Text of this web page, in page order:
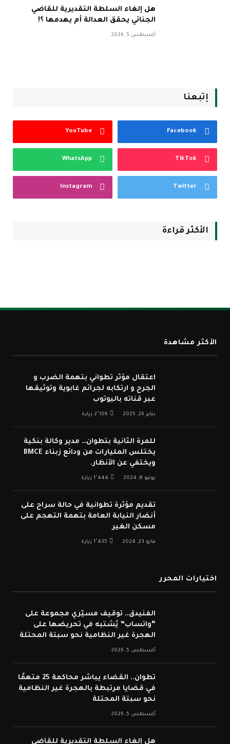
هل إلغاء السلطة التقديرية للقاضي
الجنائي يحقق العدالة أم يهدمها ؟!
أغسطس 5, 2026
إتبعنا
Facebook
YouTube
TikTok
WhatsApp
Twitter
Instagram
الأكثر قراءة
الأكثر مشاهدة
اعتقال مؤثر تطواني بتهمة الضرب و
الجرح و ارتكابه لجرائم غابوية وتوثيقها
عبر قناته باليوتوب
يناير 26, 2025 2٬106 زيارة
للمرة الثانية بتطوان… مدير وكالة بنكية
يختلس المليارات من ودائع زبناء BMCE
ويختفي عن الأنظار.
يونيو 8, 2024 1٬444 زيارة
تقديم مؤثرة تطوانية في حالة سراح على
أنضار النيابة العامة بتهمة التهجم على
مسكن الغير
مايو 23, 2024 1٬435 زيارة
اختيارات المحرر
الفنيدق.. توقيف مسيّري مجموعة على
“واتساب” يُشتبه في تحريضها على
الهجرة غير النظامية نحو سبتة المحتلة
أغسطس 5, 2026
تطوان.. القضاء يباشر محاكمة 25 متهمًا
في قضايا مرتبطة بالهجرة غير النظامية
نحو سبتة المحتلة
أغسطس 5, 2026
هل إلغاء السلطة التقديرية للقاضي